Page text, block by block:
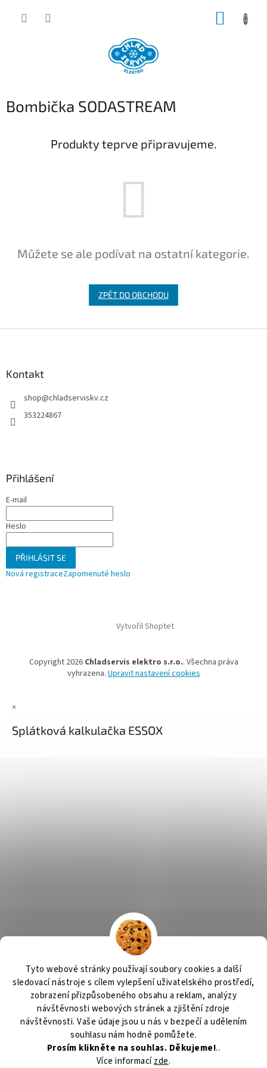
Tyto webové stránky používají soubory cookies a další
sledovací nástroje s cílem vylepšení uživatelského prostředí,
zobrazení přizpůsobeného obsahu a reklam, analýzy
návštěvnosti webových stránek a zjištění zdroje
návštěvnosti. Vaše údaje jsou u nás v bezpečí a udělením
souhlasu nám hodně pomůžete.
Prosím klikněte na souhlas. Děkujeme!..
Více informacízde.
Bombička SODASTREAM
Produkty teprve připravujeme.
Můžete se ale podívat na ostatní kategorie.
ZPĚT DO OBCHODU
Kontakt
shop@chladserviskv.cz
353224867
Přihlášení
E-mail
Heslo
PŘIHLÁSIT SE
Nová registraceZapomenuté heslo
Vytvořil Shoptet
Copyright 2026 Chladservis elektro s.r.o.. Všechna práva
vyhrazena.Upravit nastavení cookies
×
Splátková kalkulačka ESSOX